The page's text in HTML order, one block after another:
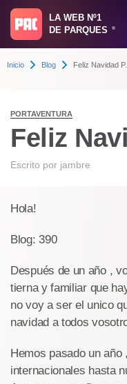
LA WEB Nº1
DE PARQUES
®
Inicio Blog Feliz Navidad P...
PORTAVENTURA
Feliz
Escrito por jambre
Hola!
Blog: 390
Después de un año ,
tierna y familiar que
no voy a ser el unico
navidad a todos
Hemos pasado un
internacionales hasta